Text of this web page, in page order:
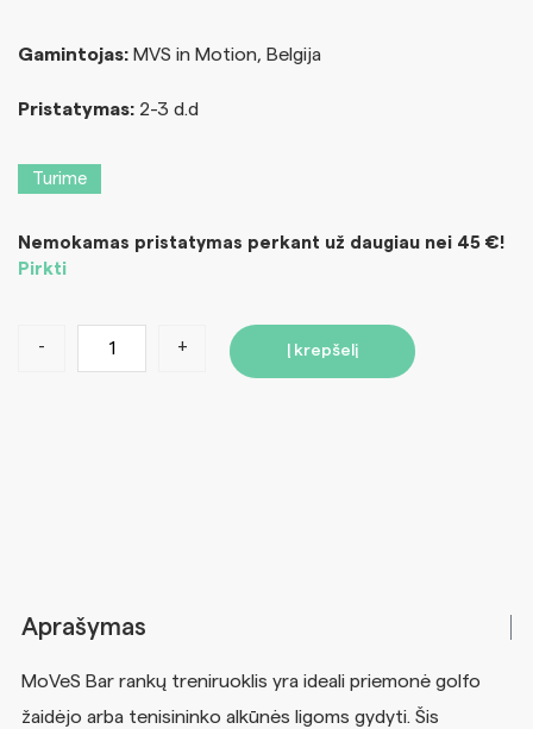
Gamintojas: MVS in Motion, Belgija
Pristatymas: 2-3 d.d
Turime
Nemokamas pristatymas perkant už daugiau nei 45 €!
Pirkti
- + Į krepšelį
Aprašymas
MoVeS Bar rankų treniruoklis yra ideali priemonė golfo
žaidėjo arba tenisininko alkūnės ligoms gydyti. Šis